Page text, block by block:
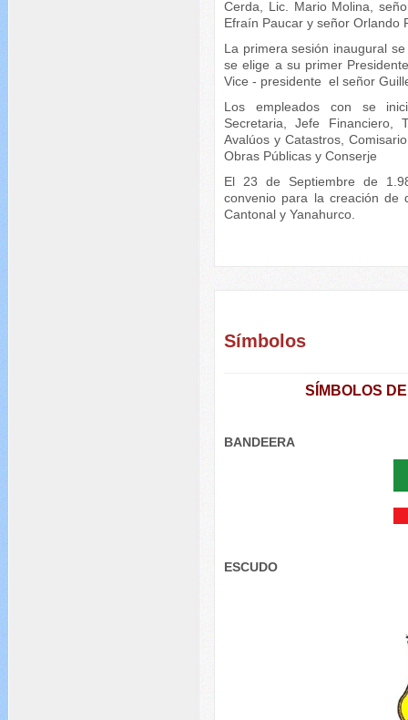
Cerda, Lic. Mario Molina,
Efraín Paucar y señor Orlando
La primera sesión inaugural
se elige a su primer
Vice - presidente el señor
Los empleados con se
Secretaria, Jefe Financiero,
Avalúos y Catastros,
Obras Públicas y Conserje
El 23 de Septiembre de
convenio para la creación de
Cantonal y Yanahurco.
Símbolos
SÍMBOLOS
BANDEERA
ESCUDO